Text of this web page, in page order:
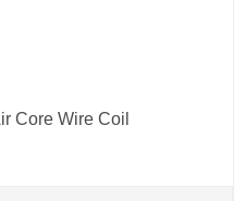
Core Wire Coil